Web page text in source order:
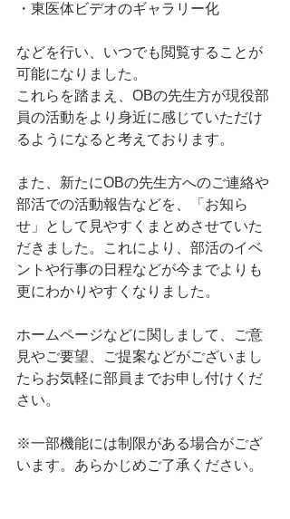
・東医体ビデオのギャラリー化
などを行い、いつでも閲覧することが
可能になりました。
これらを踏まえ、OBの先生方が現役部
員の活動をより身近に感じていただけ
るようになると考えております。
また、新たにOBの先生方へのご連絡や
部活での活動報告などを、「お知ら
せ」として見やすくまとめさせていた
だきました。これにより、部活のイベ
ントや行事の日程などが今までよりも
更にわかりやすくなりました。
ホームページなどに関しまして、ご意
見やご要望、ご提案などがございまし
たらお気軽に部員までお申し付けくだ
さい。
※一部機能には制限がある場合がござ
います。あらかじめご了承ください。